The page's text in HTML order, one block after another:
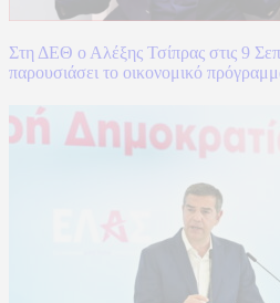
Στη ΔΕΘ ο Αλέξης Τσίπρας στις 9
παρουσιάσει το οικονομικό